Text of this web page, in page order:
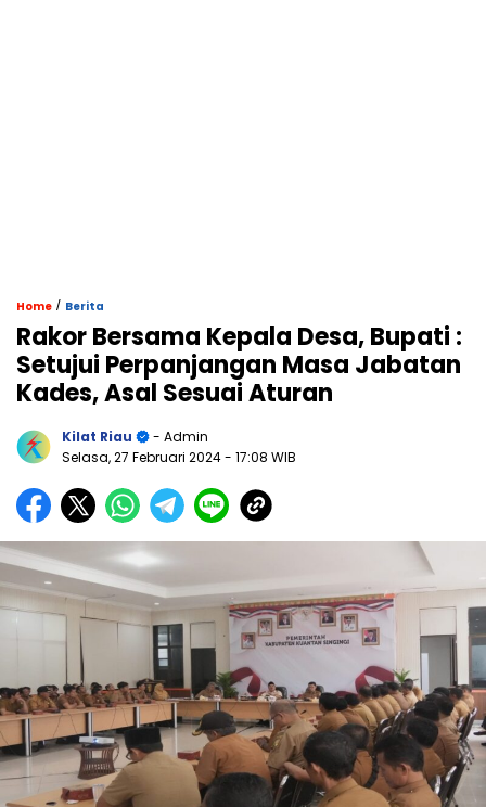
Home / Berita
Rakor Bersama Kepala Desa, Bupati :
Setujui Perpanjangan Masa Jabatan
Kades, Asal Sesuai Aturan
Kilat Riau
- Admin
Selasa, 27 Februari 2024- 17:08 WIB